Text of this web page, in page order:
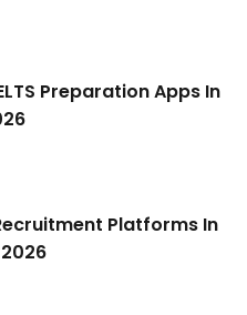
Preparation Apps In
Platforms In